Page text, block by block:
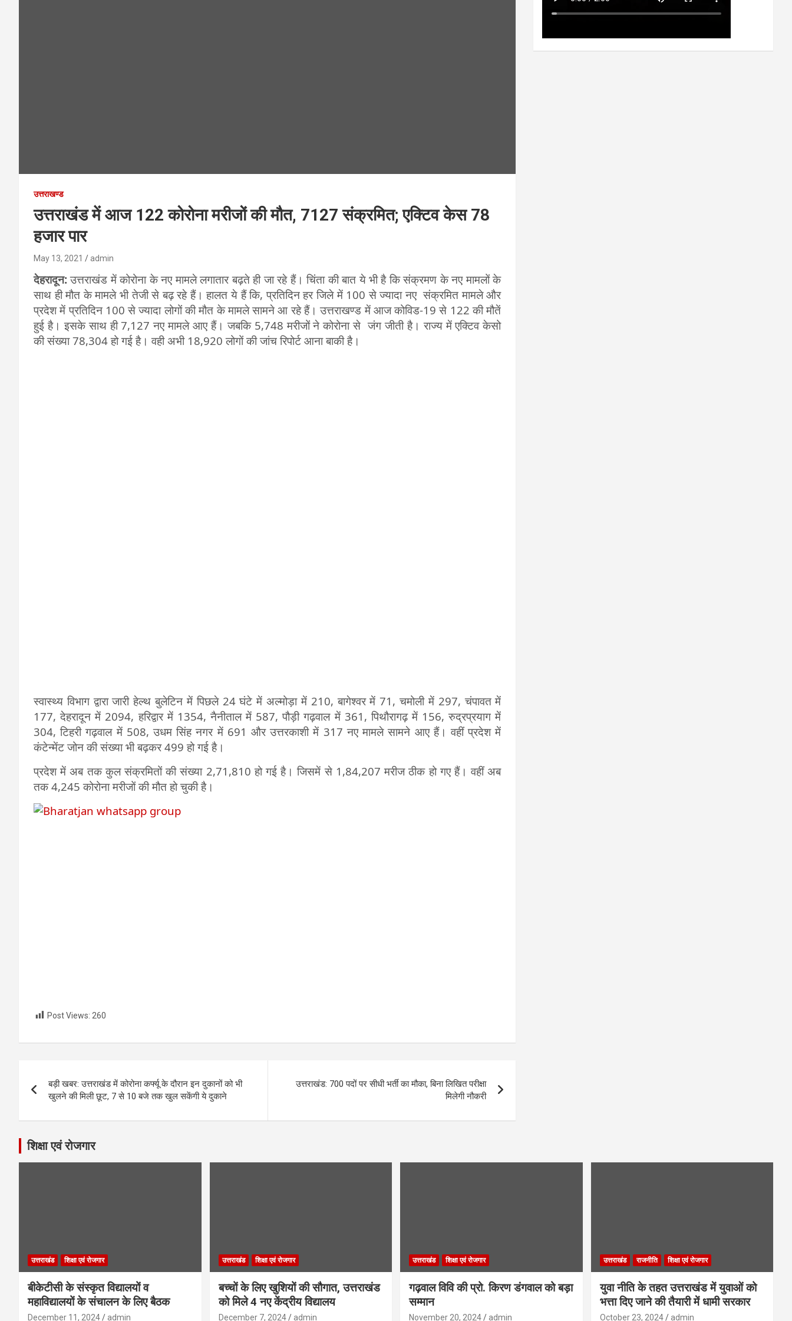
उत्तराखण्ड
उत्तराखंड में आज 122 कोरोना मरीजों की मौत, 7127 संक्रमित; एक्टिव केस 78
हजार पार
May 13, 2021 admin
देहरादून:उत्तराखंड में कोरोना के नए मामले लगातार बढ़ते ही जा रहे हैं। चिंता की बात ये भी है कि संक्रमण के नए मामलों के
साथ ही मौत के मामले भी तेजी से बढ़ रहे हैं। हालत ये हैं कि, प्रतिदिन हर जिले में 100 से ज्यादा नए संक्रमित मामले और
प्रदेश में प्रतिदिन 100 से ज्यादा लोगों की मौत के मामले सामने आ रहे हैं। उत्तराखण्ड में आज कोविड-19 से 122 की मौतें
हुई है। इसके साथ ही 7,127 नए मामले आए हैं। जबकि 5,748 मरीजों ने कोरोना से जंग जीती है। राज्य में एक्टिव केसो
की संख्या 78,304 हो गई है। वही अभी 18,920 लोगों की जांच रिपोर्ट आना बाकी है।
स्वास्थ्य विभाग द्वारा जारी हेल्थ बुलेटिन में पिछले 24 घंटे में अल्मोड़ा में 210, बागेश्वर में 71, चमोली में 297, चंपावत में
177, देहरादून में 2094, हरिद्वार में 1354, नैनीताल में 587, पौड़ी गढ़वाल में 361, पिथौरागढ़ में 156, रुद्रप्रयाग में
304, टिहरी गढ़वाल में 508, उधम सिंह नगर में 691 और उत्तरकाशी में 317 नए मामले सामने आए हैं। वहीं प्रदेश में
कंटेन्मेंट जोन की संख्या भी बढ़कर 499 हो गई है।
प्रदेश में अब तक कुल संक्रमितों की संख्या 2,71,810 हो गई है। जिसमें से 1,84,207 मरीज ठीक हो गए हैं। वहीं अब
तक 4,245 कोरोना मरीजों की मौत हो चुकी है।
Post Views: 260
navigation
बड़ी खबर: उत्तराखंड में कोरोना कर्फ्यू के दौरान इन दुकानों को भी
खुलने की मिली छूट, 7 से 10 बजे तक खुल सकेंगी ये दुकाने
उत्तराखंड: 700 पदों पर सीधी भर्ती का मौका, बिना लिखित परीक्षा
मिलेगी नौकरी
शिक्षा एवं रोजगार
उत्तराखंड शिक्षा एवं रोजगार
बीकेटीसी के संस्कृत विद्यालयों व
महाविद्यालयों के संचालन के लिए बैठक
December 11, 2024 admin
उत्तराखंड शिक्षा एवं रोजगार
बच्चों के लिए खुशियों की सौगात, उत्तराखंड
को मिले 4 नए केंद्रीय विद्यालय
December 7, 2024 admin
उत्तराखंड शिक्षा एवं रोजगार
गढ़वाल विवि की प्रो. किरण डंगवाल को बड़ा
सम्मान
November 20, 2024 admin
उत्तराखंड राजनीति शिक्षा एवं रोजगार
युवा नीति के तहत उत्तराखंड में युवाओं को
भत्ता दिए जाने की तैयारी में धामी सरकार
October 23, 2024 admin